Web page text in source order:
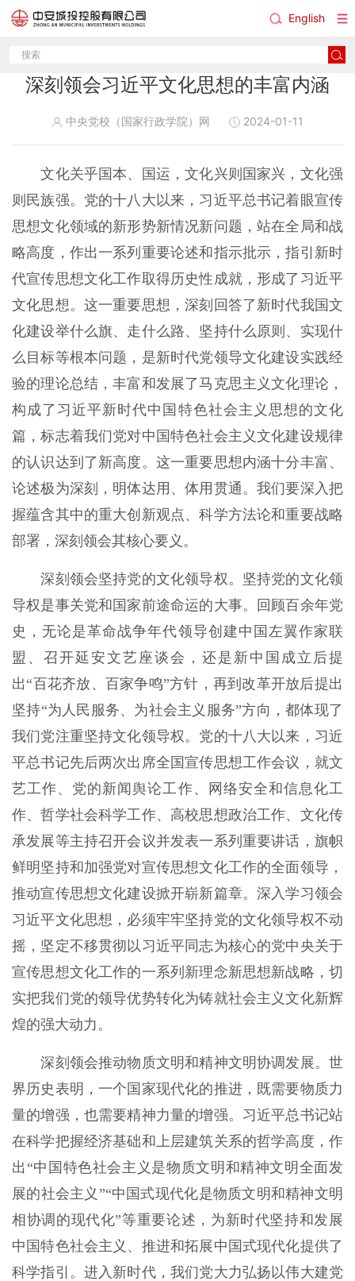
English
深刻领会习近平文化思想的丰富内涵
中央党校（国家行政学院）网 2024-01-11
文化关乎国本、国运，文化兴则国家兴，文化强
则民族强。党的十八大以来，习近平总书记着眼宣传
思想文化领域的新形势新情况新问题，站在全局和战
略高度，作出一系列重要论述和指示批示，指引新时
代宣传思想文化工作取得历史性成就，形成了习近平
文化思想。这一重要思想，深刻回答了新时代我国文
化建设举什么旗、走什么路、坚持什么原则、实现什
么目标等根本问题，是新时代党领导文化建设实践经
验的理论总结，丰富和发展了马克思主义文化理论，
构成了习近平新时代中国特色社会主义思想的文化
篇，标志着我们党对中国特色社会主义文化建设规律
的认识达到了新高度。这一重要思想内涵十分丰富、
论述极为深刻，明体达用、体用贯通。我们要深入把
握蕴含其中的重大创新观点、科学方法论和重要战略
部署，深刻领会其核心要义。
深刻领会坚持党的文化领导权。坚持党的文化领
导权是事关党和国家前途命运的大事。回顾百余年党
史，无论是革命战争年代领导创建中国左翼作家联
盟、召开延安文艺座谈会，还是新中国成立后提
出“百花齐放、百家争鸣”方针，再到改革开放后提出
坚持“为人民服务、为社会主义服务”方向，都体现了
我们党注重坚持文化领导权。党的十八大以来，习近
平总书记先后两次出席全国宣传思想工作会议，就文
艺工作、党的新闻舆论工作、网络安全和信息化工
作、哲学社会科学工作、高校思想政治工作、文化传
承发展等主持召开会议并发表一系列重要讲话，旗帜
鲜明坚持和加强党对宣传思想文化工作的全面领导，
推动宣传思想文化建设掀开崭新篇章。深入学习领会
习近平文化思想，必须牢牢坚持党的文化领导权不动
摇，坚定不移贯彻以习近平同志为核心的党中央关于
宣传思想文化工作的一系列新理念新思想新战略，切
实把我们党的领导优势转化为铸就社会主义文化新辉
煌的强大动力。
深刻领会推动物质文明和精神文明协调发展。世
界历史表明，一个国家现代化的推进，既需要物质力
量的增强，也需要精神力量的增强。习近平总书记站
在科学把握经济基础和上层建筑关系的哲学高度，作
出“中国特色社会主义是物质文明和精神文明全面发
展的社会主义”“中国式现代化是物质文明和精神文明
相协调的现代化”等重要论述，为新时代坚持和发展
中国特色社会主义、推进和拓展中国式现代化提供了
科学指引。进入新时代，我们党大力弘扬以伟大建党